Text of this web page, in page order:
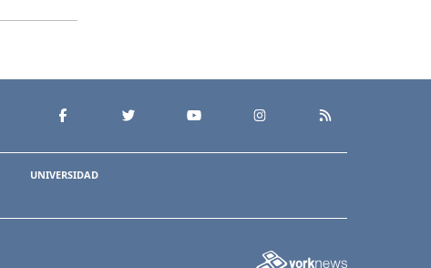
UNIVERSIDAD